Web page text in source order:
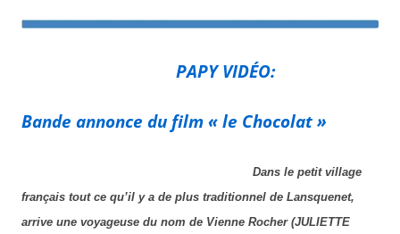
PAPY VIDÉO:
Bande annonce du film « le Chocolat »
Dans le petit village
français tout ce qu’il y a de plus traditionnel de Lansquenet,
arrive une voyageuse du nom de Vienne Rocher (JULIETTE